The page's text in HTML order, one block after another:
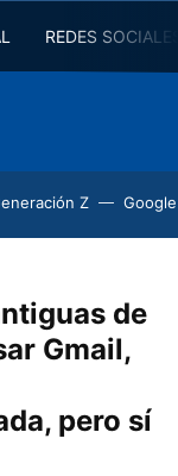
REDES
Z
de
Gmail,
pero sí